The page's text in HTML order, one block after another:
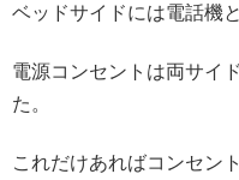
ベッドサイドには電話機
電源コンセントは両サイ
た。
これだけあればコンセン